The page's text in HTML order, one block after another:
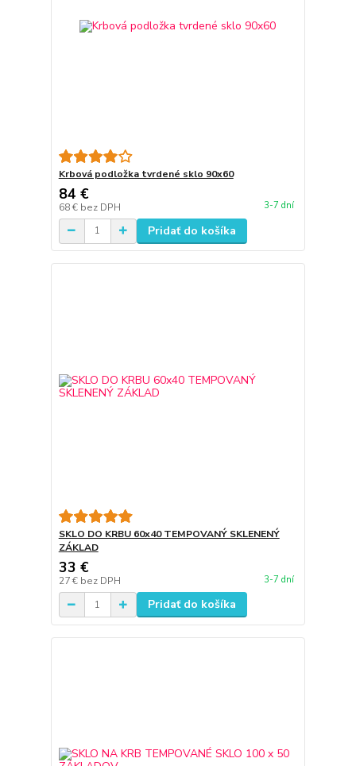
Krbová podložka tvrdené sklo 90x60
84 €
68 € bez DPH 3-7 dní
Pridať do košíka
SKLO DO KRBU 60x40 TEMPOVANÝ SKLENENÝ
ZÁKLAD
33 €
27 € bez DPH 3-7 dní
Pridať do košíka